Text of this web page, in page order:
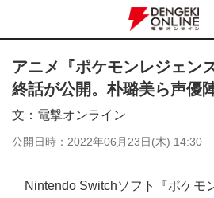
アニメ『ポケモンレジェン
終話が公開。朴璐美ら声優
文 電撃オンライン
公開日時 2022年06月23日(木) 14:30
Nintendo Switchソフト『ポケモ